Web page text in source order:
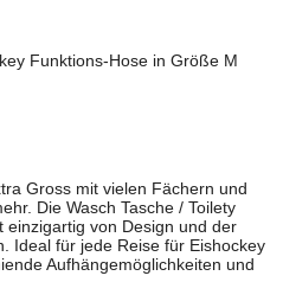
Funktions-Hose in Größe M
Gross mit vielen Fächern und
Die Wasch Tasche / Toilety
einzigartig von Design und der
Ideal für jede Reise für Eishockey
Aufhängemöglichkeiten und